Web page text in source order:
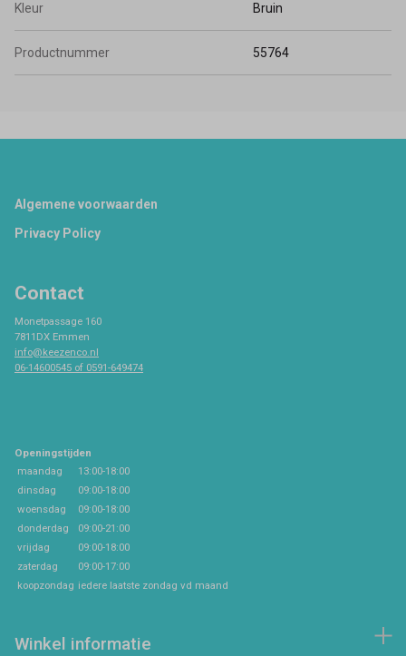
Kleur Bruin
Productnummer 55764
Footer
Algemene voorwaarden
Privacy Policy
Contact
Monetpassage 160
7811DX Emmen
info@keezenco.nl
06-14600545 of 0591-649474
Openingstijden
maandag
13:00-18:00
dinsdag
09:00-18:00
woensdag
09:00-18:00
donderdag
09:00-21:00
vrijdag
09:00-18:00
zaterdag
09:00-17:00
koopzondag iedere laatste zondag vd maand
Winkel informatie